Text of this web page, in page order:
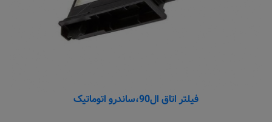
فیلتر اتاق ال90،ساندرو اتوماتیک